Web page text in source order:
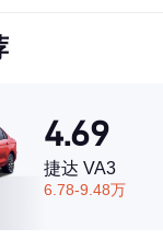
4.69
捷达 VA3
6.78-9.48万